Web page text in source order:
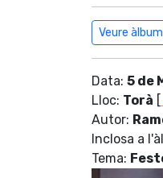
Veure
Data: 5 de
Lloc: Torà [
Autor:
Inclosa a
Tema: